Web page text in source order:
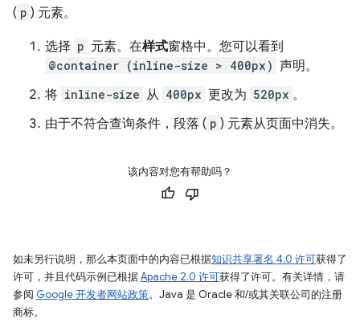
( p ) 元素。
选择 p 元素。在样式窗格中。您可以看到
@container (inline-size > 400px) 声明。
将 inline-size 从 400px 更改为 520px 。
由于不符合查询条件，段落 ( p ) 元素从页面中消失。
该内容对您有帮助吗？
如未另行说明，那么本页面中的内容已根据知识共享署名 4.0 许可获得了
许可，并且代码示例已根据Apache 2.0 许可获得了许可。有关详情，请
参阅 Google 开发者网站政策。Java 是 Oracle 和/或其关联公司的注册
商标。